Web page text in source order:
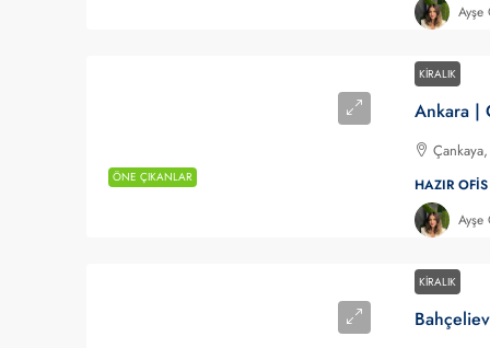
Ayşe
ÖNE ÇIKANLAR
KIRALIK
HAZIR OFIS
Ayşe
KIRALIK